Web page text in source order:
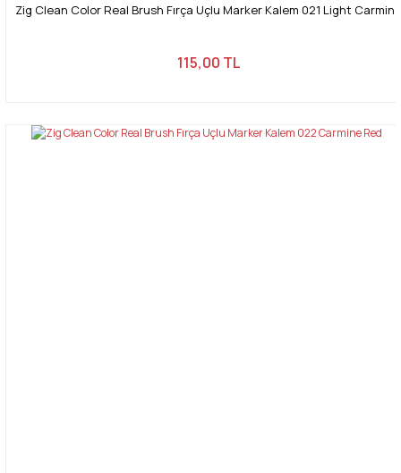
Zig Clean Color Real Brush Fırça Uçlu Marker Kalem 021 Light Carmine
115,00 TL